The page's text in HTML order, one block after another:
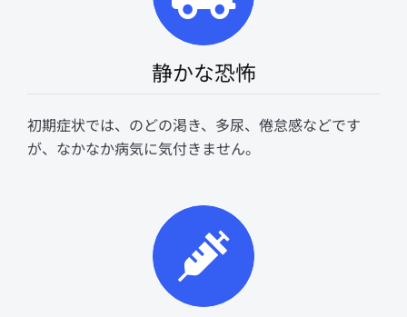
静かな恐怖
初期症状では、のどの渇き、多尿、倦怠感などです
が、なかなか病気に気付きません。